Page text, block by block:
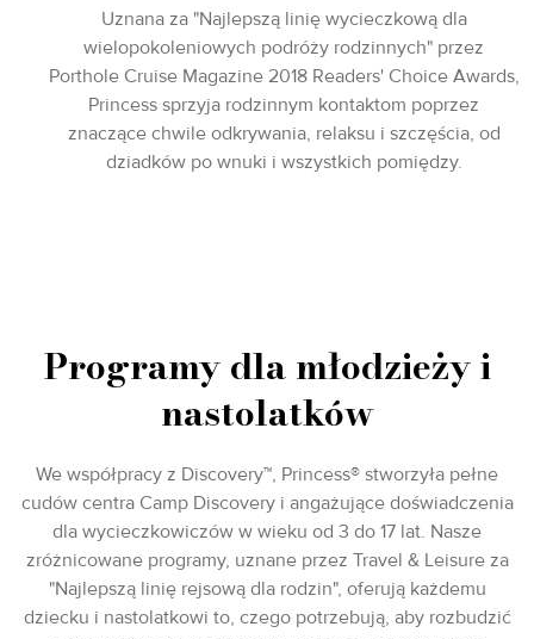
Uznana za "Najlepszą linię wycieczkową dla
wielopokoleniowych podróży rodzinnych" przez
Porthole Cruise Magazine 2018 Readers' Choice Awards,
Princess sprzyja rodzinnym kontaktom poprzez
znaczące chwile odkrywania, relaksu i szczęścia, od
dziadków po wnuki i wszystkich pomiędzy.
Programy dla młodzieży i
nastolatków
We współpracy z Discovery™, Princess® stworzyła pełne
cudów centra Camp Discovery i angażujące doświadczenia
dla wycieczkowiczów w wieku od 3 do 17 lat. Nasze
zróżnicowane programy, uznane przez Travel & Leisure za
"Najlepszą linię rejsową dla rodzin", oferują każdemu
dziecku i nastolatkowi to, czego potrzebują, aby rozbudzić